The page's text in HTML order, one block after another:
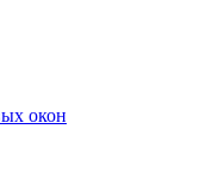
окон